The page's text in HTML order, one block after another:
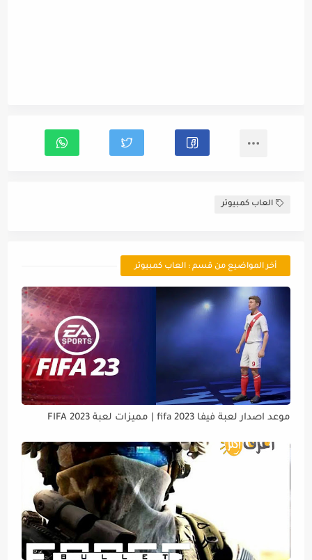
العاب كمبيوتر
أخر المواضيع من قسم : العاب كمبيوتر
موعد اصدار لعبة فيفا 2023 fifa | مميزات لعبة FIFA 2023